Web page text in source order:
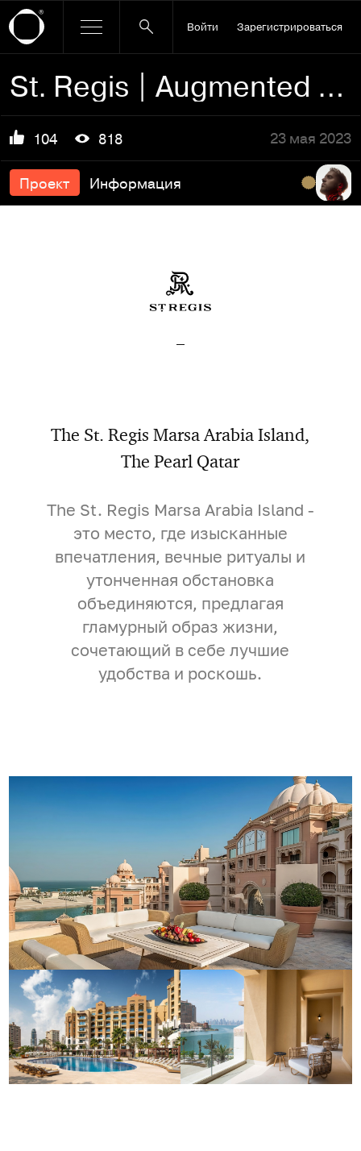
Войти Зарегистрироваться
St. Regis | Augmented Reality Map
104 818 23 мая 2023
Проект Информация
–
The St. Regis Marsa Arabia Island,
The Pearl Qatar
The St. Regis Marsa Arabia Island -
это место, где изысканные
впечатления, вечные ритуалы и
утонченная обстановка
объединяются, предлагая
гламурный образ жизни,
сочетающий в себе лучшие
удобства и роскошь.